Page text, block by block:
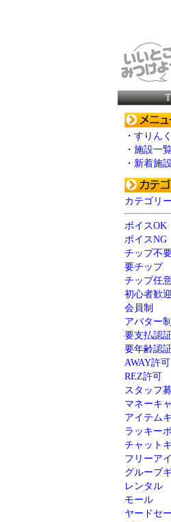
・ すりん
・ 施設一
・ 新着施設
カテゴリー
ボイスOK
ボイスNG
チップ不
要チップ
チップ任
初心者歓迎
会員制
アバター
要支払認証
要年齢認証
AWAY許可
REZ許可
スタッフ
マネーキ
アイテム
ラッキー
チャット
フリーア
グループ
レンタル
モール
ヤードセ